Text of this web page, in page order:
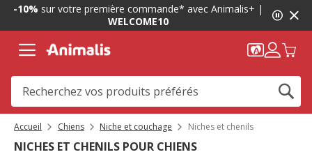
1
2,
message,
-10% sur votre première commande* avec Animalis+ |
WELCOME10
Accueil Chiens Niche et couchage Niches et chenils
NICHES ET CHENILS POUR CHIENS